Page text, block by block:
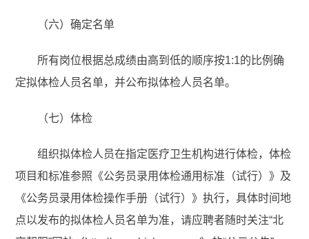
（六）确定名单
所有岗位根据总成绩由高到低的顺序按1:1的比例确
定拟体检人员名单，并公布拟体检人员名单。
（七）体检
组织拟体检人员在指定医疗卫生机构进行体检，体检
项目和标准参照《公务员录用体检通用标准（试行）》及
《公务员录用体检操作手册（试行）》执行，具体时间地
点以发布的拟体检人员名单为准，请应聘者随时关注“北